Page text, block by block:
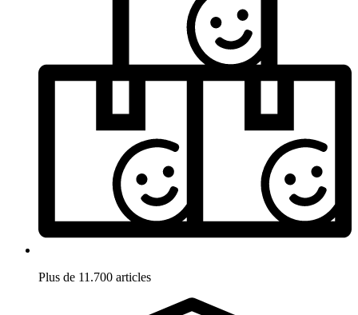
Plus de 11.700 articles